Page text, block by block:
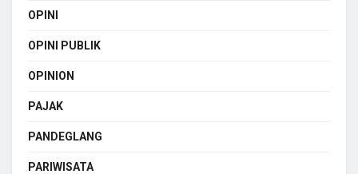
OPINI
OPINI PUBLIK
OPINION
PAJAK
PANDEGLANG
PARIWISATA